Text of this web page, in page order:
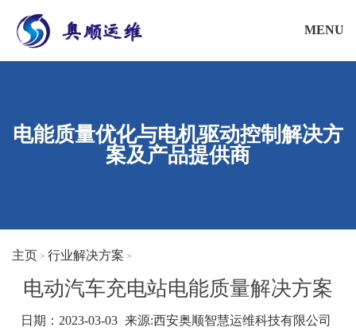
MENU
电能质量优化与电机驱动控制解决方
案及产品提供商
主页 > 行业解决方案 >
电动汽车充电站电能质量解决方案
日期：2023-03-03 来源:西安奥顺智慧运维科技有限公司